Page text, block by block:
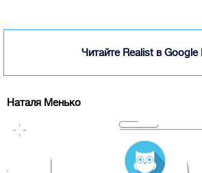
Читайте Realist в Google
Наталя Менько